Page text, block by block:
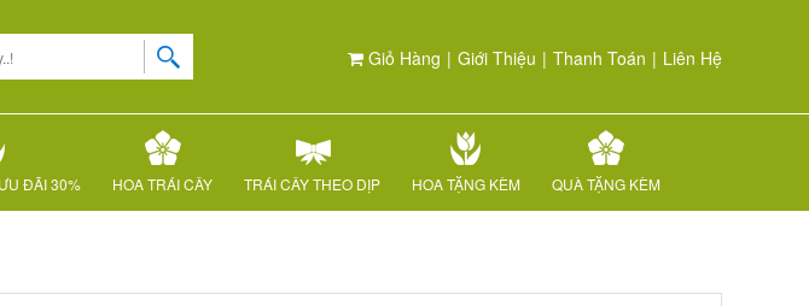
Giỏ Hàng | Giới Thiệu | Thanh Toán | Liên Hệ
ĐÃI 30% HOA TRÁI CÂY TRÁI CÂY THEO DỊP HOA TẶNG KÈM QUÀ TẶNG KÈM